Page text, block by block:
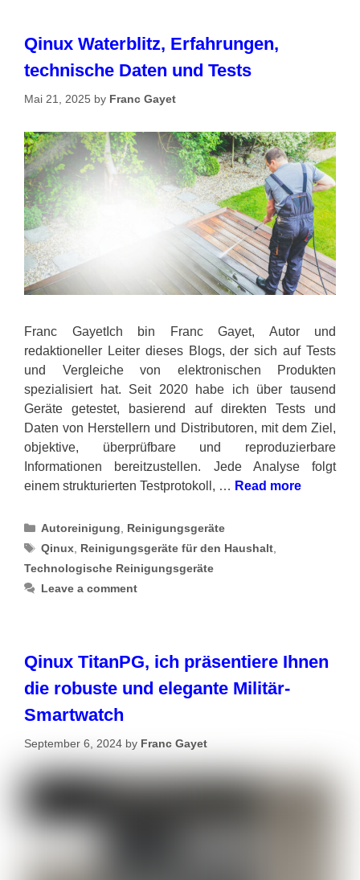
Qinux Waterblitz, Erfahrungen,
technische Daten und Tests
Mai 21, 2025 by Franc Gayet
Franc GayetIch bin Franc Gayet, Autor und
redaktioneller Leiter dieses Blogs, der sich auf Tests
und Vergleiche von elektronischen Produkten
spezialisiert hat. Seit 2020 habe ich über tausend
Geräte getestet, basierend auf direkten Tests und
Daten von Herstellern und Distributoren, mit dem Ziel,
objektive, überprüfbare und reproduzierbare
Informationen bereitzustellen. Jede Analyse folgt
einem strukturierten Testprotokoll, … Read more
Categories
Autoreinigung
Reinigungsgeräte
Tags
Qinux Reinigungsgeräte für den Haushalt
Technologische Reinigungsgeräte
Leave a comment
Qinux TitanPG, ich präsentiere Ihnen
die robuste und elegante Militär-
Smartwatch
September 6, 2024 by Franc Gayet